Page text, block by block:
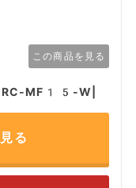
この商品を見る
MF15-W|
る